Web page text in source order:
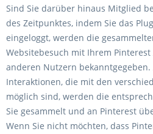
Sind Sie darüber hinaus Mitglied
des Zeitpunktes, indem Sie das
eingeloggt, werden die
Websitebesuch mit Ihrem
anderen Nutzern bekanntgegeben.
Interaktionen, die mit den
möglich sind, werden die
Sie gesammelt und an Pinterest
Wenn Sie nicht möchten, dass